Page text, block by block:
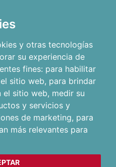
y otras tecnologías
su experiencia de
fines: para habilitar
sitio web, para brindar
el sitio web, medir su
y servicios y
de marketing, para
más relevantes para